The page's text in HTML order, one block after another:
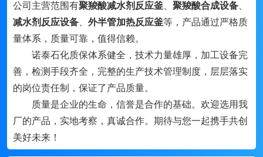
公司主营范围有聚羧酸减水剂反应釜、 聚羧酸合成设备、
减水剂反应设备、 外半管加热反应釜等，产品通过严格质
量体系，质量可靠，值得信赖。
诺泰石化质保体系健全，技术力量雄厚，加工设备完
善，检测手段齐全，完整的生产技术管理制度，层层落实
的岗位责任制，保证了产品质量。
质量是企业的生命，信誉是合作的基础。欢迎选用我
厂的产品，实地考察，真诚合作。期待与您一起携手共创
美好未来！